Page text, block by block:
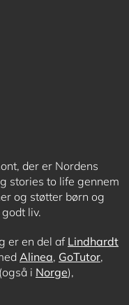
der er Nordens
stories to life gennem
og støtter børn og
liv.
er en del af Lindhardt
Alinea, GoTutor,
i Norge),